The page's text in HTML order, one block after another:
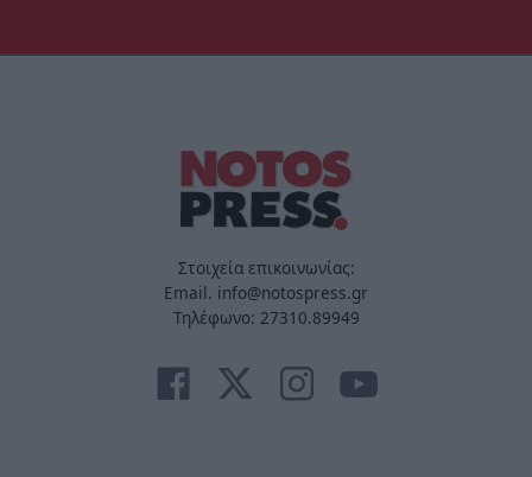
Στοιχεία επικοινωνίας:
Email. info@notospress.gr
Τηλέφωνο: 27310.89949